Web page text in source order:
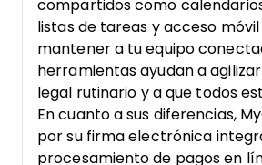
compartidos como
listas de tareas y acceso
mantener a tu equipo
herramientas ayudan a
legal rutinario y a que todos
En cuanto a sus diferencias,
por su firma electrónica
procesamiento de pagos en